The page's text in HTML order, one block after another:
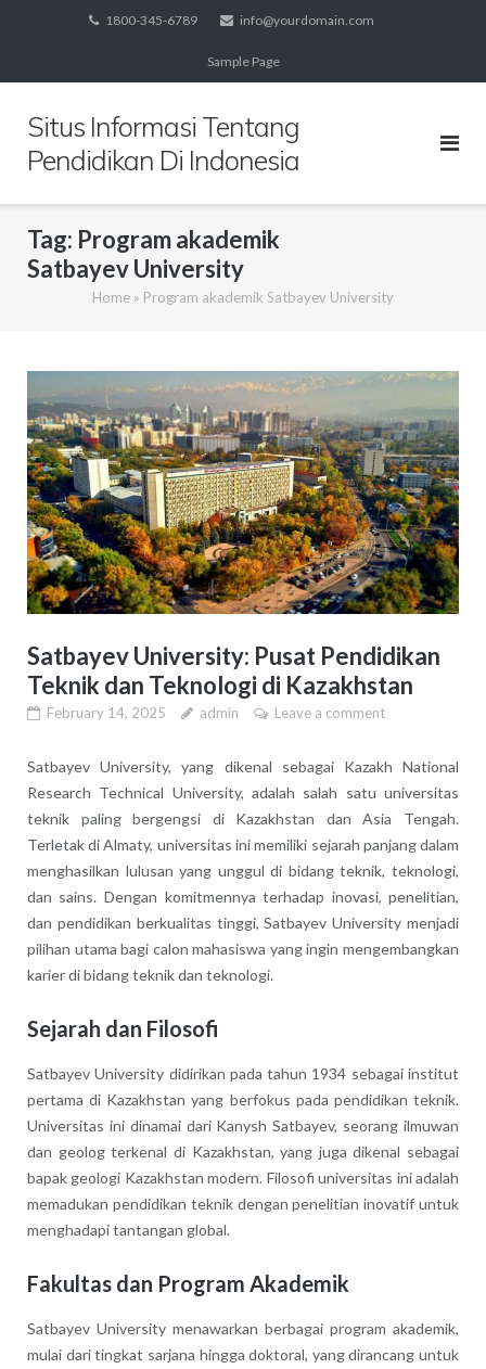
1800-345-6789 info@yourdomain.com
Sample Page
Situs Informasi Tentang
Pendidikan Di Indonesia
Tag: Program akademik
Satbayev University
Home » Program akademik Satbayev University
Satbayev University: Pusat Pendidikan
Teknik dan Teknologi di Kazakhstan
February 14, 2025 admin Leave a comment
Satbayev University, yang dikenal sebagai Kazakh National
Research Technical University, adalah salah satu universitas
teknik paling bergengsi di Kazakhstan dan Asia Tengah.
Terletak di Almaty, universitas ini memiliki sejarah panjang dalam
menghasilkan lulusan yang unggul di bidang teknik, teknologi,
dan sains. Dengan komitmennya terhadap inovasi, penelitian,
dan pendidikan berkualitas tinggi, Satbayev University menjadi
pilihan utama bagi calon mahasiswa yang ingin mengembangkan
karier di bidang teknik dan teknologi.
Sejarah dan Filosofi
Satbayev University didirikan pada tahun 1934 sebagai institut
pertama di Kazakhstan yang berfokus pada pendidikan teknik.
Universitas ini dinamai dari Kanysh Satbayev, seorang ilmuwan
dan geolog terkenal di Kazakhstan, yang juga dikenal sebagai
bapak geologi Kazakhstan modern. Filosofi universitas ini adalah
memadukan pendidikan teknik dengan penelitian inovatif untuk
menghadapi tantangan global.
Fakultas dan Program Akademik
Satbayev University menawarkan berbagai program akademik,
mulai dari tingkat sarjana hingga doktoral, yang dirancang untuk